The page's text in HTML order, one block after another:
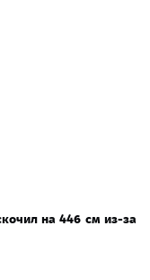
на 446 см из-за